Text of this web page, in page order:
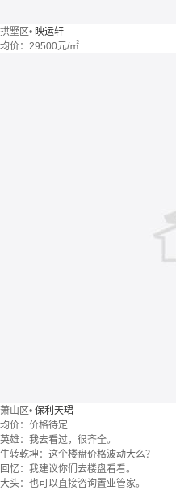
拱墅区• 映运轩
均价： 29500元/㎡
萧山区• 保利天珺
均价： 价格待定
英雄：我去看过，很齐全。
牛转乾坤：这个楼盘价格波动大么？
回忆：我建议你们去楼盘看看。
大头：也可以直接咨询置业管家。